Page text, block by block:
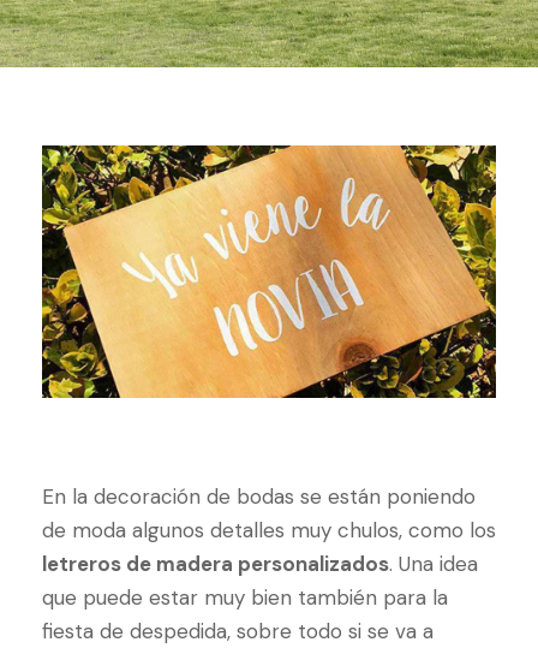
En la decoración de bodas se están poniendo
de moda algunos detalles muy chulos, como los
letreros de madera personalizados. Una idea
que puede estar muy bien también para la
fiesta de despedida, sobre todo si se va a